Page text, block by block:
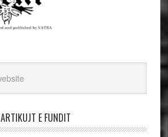
ARTIKUJT E FUNDIT